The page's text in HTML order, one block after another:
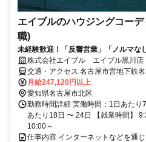
エイブルのハウジングコー
職)
未経験歓迎！「反響営業」「ノルマな
株式会社エイブル エイブル黒川店
交通・アクセス 名古屋市営地下鉄
月給247,120円以上
愛知県名古屋市北区
勤務時間詳細 実働時間：1日あたり
あたり18日 〜 24日 【就業時間】
10:00～
仕事内容 インターネットなどを通